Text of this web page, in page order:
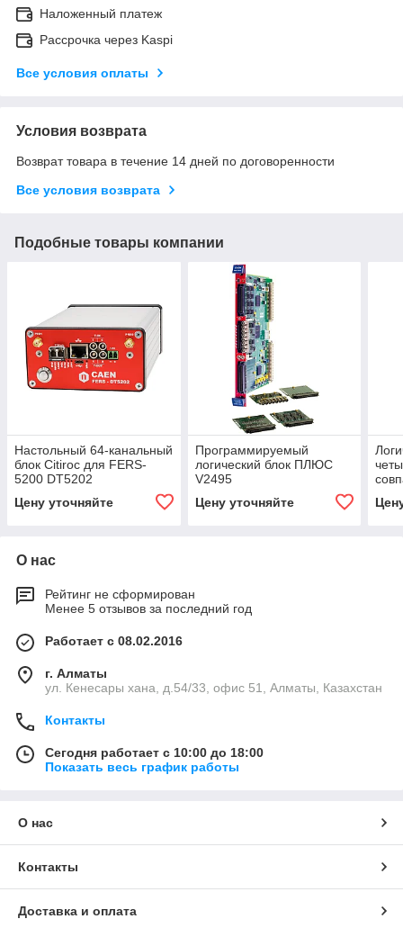
Наложенный платеж
Рассрочка через Kaspi
Все условия оплаты
Условия возврата
Возврат товара в течение 14 дней по договоренности
Все условия возврата
Подобные товары компании
Настольный 64-канальный
блок Citiroc для FERS-
5200 DT5202
Цену уточняйте
Программируемый
логический блок ПЛЮС
V2495
Цену уточняйте
О нас
Рейтинг не сформирован
Менее 5 отзывов за последний год
Работает с 08.02.2016
г. Алматы
ул. Кенесары хана, д.54/33, офис 51, Алматы, Казахстан
Контакты
Сегодня работает с 10:00 до 18:00
Показать весь график работы
О нас
Контакты
Доставка и оплата